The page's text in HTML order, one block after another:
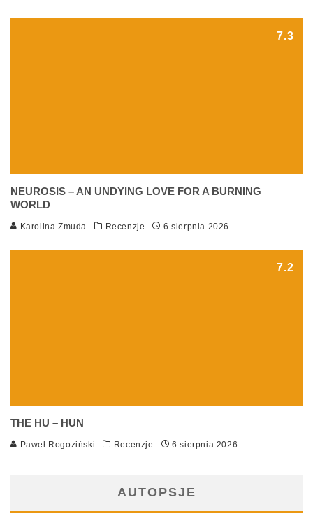
7.3
NEUROSIS – AN UNDYING LOVE FOR A BURNING
WORLD
Karolina Żmuda Recenzje 6 sierpnia 2026
7.2
THE HU – HUN
Paweł Rogoziński Recenzje 6 sierpnia 2026
AUTOPSJE